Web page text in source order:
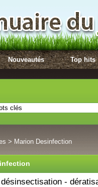
Nouveautés Top hits
> Marion Desinfection
-